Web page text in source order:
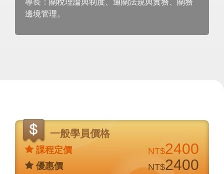
專長：關稅理論與制度、通關法規與實務、關務
邊境管理。
價
說
一般學員價格
課程定價 NT$2400
優惠價 NT$2400